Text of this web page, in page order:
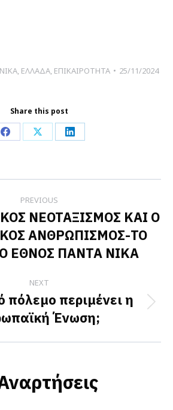
, ΕΛΛΑΔΑ, ΕΠΙΚΑΙΡΟΤΗΤΑ 25/11/2024
Share this post
Share Share Share
PREVIOUS
Previous
post:
ΝΕΟΤΑΞΙΣΜΟΣ ΚΑΙ Ο
ΑΝΘΡΩΠΙΣΜΟΣ-ΤΟ
ΕΘΝΟΣ ΠΑΝΤΑ ΝΙΚΑ
NEXT
Next
post:
πόλεμο περιμένει η
Ένωση;